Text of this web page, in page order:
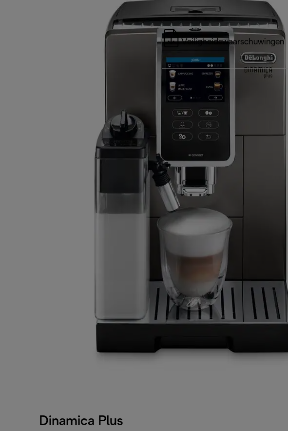
Dinamica Plus
Veiligheidswaarschuwingen